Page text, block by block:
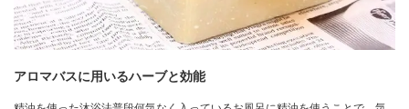
アロマバスに用いるハーブと効能